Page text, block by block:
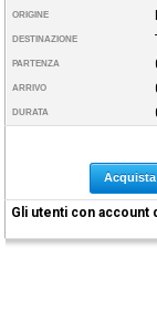
ORIGINE
DESTINAZIONE
PARTENZA
ARRIVO
DURATA
Gli utenti con account